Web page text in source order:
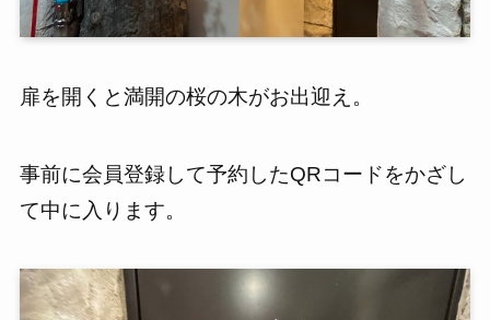
扉を開くと満開の桜の木がお出迎え。
事前に会員登録して予約したQRコードをかざし
て中に入ります。